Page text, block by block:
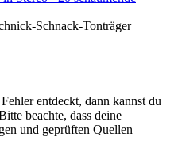
Schnack-Tonträger
entdeckt, dann kannst du
beachte, dass deine
und geprüften Quellen